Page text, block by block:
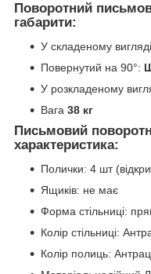
Поворотний
габарити:
У складеному
Повернутий на 90°:
У розкладеному
Вага 38 кг
Письмовий
характеристика:
Полички: 4 шт
Ящиків: не має
Форма стільниці:
Колір стільниці:
Колір полиць: